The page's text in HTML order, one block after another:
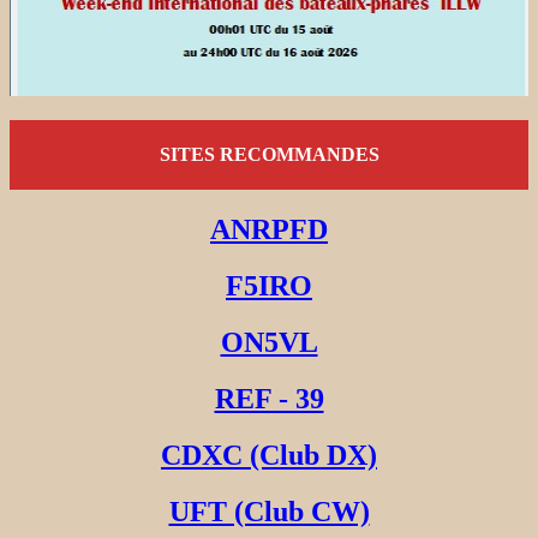
SITES RECOMMANDES
ANRPFD
F5IRO
ON5VL
REF - 39
CDXC (Club DX)
UFT (Club CW)